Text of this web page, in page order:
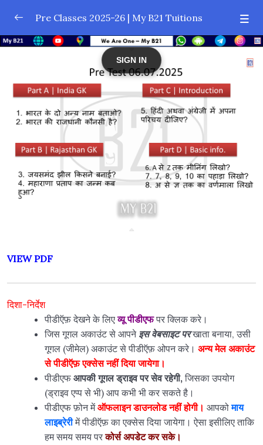
Syllabus: Pre Classes 2025-26 0/1
Subject: General Knowledge (GK) – Topicwise
Content
0/1
Pre Test Paper 2025-26 0/1
July 2025 | Pre Test – 06.07.2025 | My B21 Tuitions,
Pre Test Result – 2025-26 | My B21 Tuitions,
Pre Classes 2025-26 | My B21 Tuitions
VIEW PDF
दिशा-निर्देश
पीडीऍफ़ देखने के लिएव्यू पीडीएफपर क्लिक करे।
जिस गूगल अकाउंट से आपने इस वेबसाइट परखाता बनाया, उसी
गूगल (जीमेल) अकाउंट से पीडीऍफ़ ओपन करे। अन्य मेल अकाउंट
से पीडीऍफ़ एक्सेस नहीं दिया जायेगा।
पीडीएफ आपकी गूगल ड्राइव पर सेव रहेगी,जिसका उपयोग
(ड्राइव एप्प से भी) आप कभी भी कर सकते है।
पीडीएफ फ़ोन मेंऑफलाइन डाउनलोड नहीं होगी। आपकोमाय
लाइब्रेरीमें पीडीऍफ़ का एक्सेस दिया जायेगा। ऐसा इसीलिए ताकि
हम समय समय परकोर्स अपडेट कर सके।
SIGN IN